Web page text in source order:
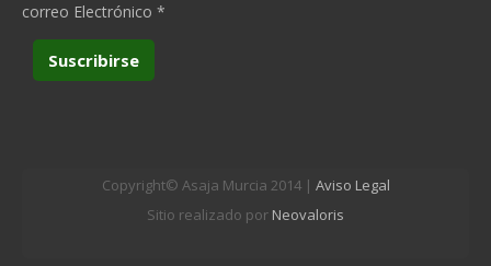
correo Electrónico *
Copyright© Asaja Murcia 2014 | Aviso Legal
Sitio realizado por Neovaloris